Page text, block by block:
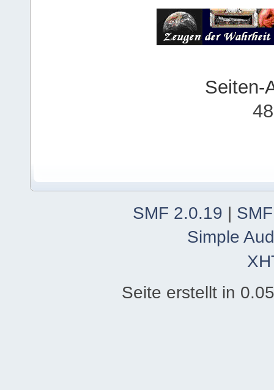
Seiten-
SMF 2.0.19 |
Simple
Seite erstellt in